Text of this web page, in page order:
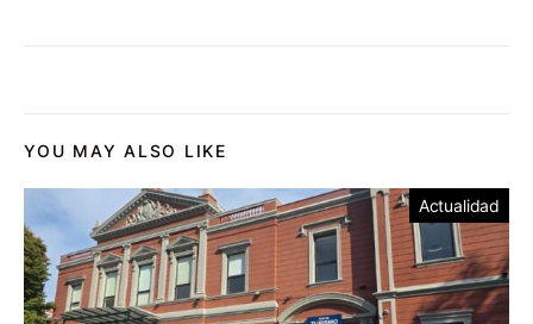
YOU MAY ALSO LIKE
Actualidad